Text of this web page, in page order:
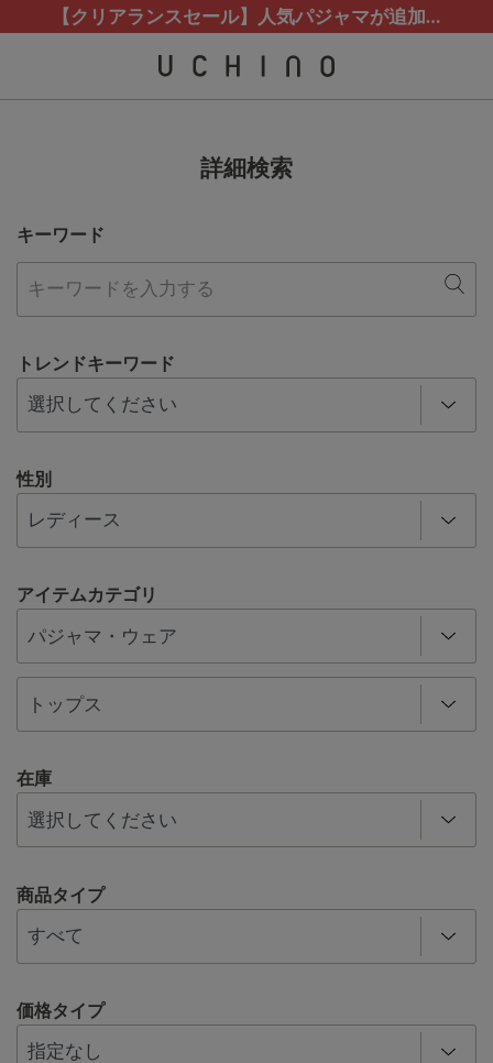
【クリアランスセール】人気パジャマが追加！
カスタマーサポート夏季休業(お電話)のお知らせ
熊本地震等の影響によるお荷物配送について【クリアランスセール】人気パジャマが追加！
カスタマーサポート夏季休業(お電話)のお知らせ
詳細検索
キーワード
トレンドキーワード
性別
アイテムカテゴリ
在庫
商品タイプ
価格タイプ